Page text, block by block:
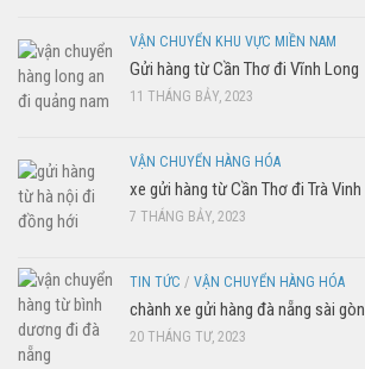
VẬN CHUYỂN KHU VỰC MIỀN NAM
Gửi hàng từ Cần Thơ đi Vĩnh Long
11 THÁNG BẢY, 2023
VẬN CHUYỂN HÀNG HÓA
xe gửi hàng từ Cần Thơ đi Trà Vinh
7 THÁNG BẢY, 2023
TIN TỨC / VẬN CHUYỂN HÀNG HÓA
chành xe gửi hàng đà nẵng sài gòn
20 THÁNG TƯ, 2023